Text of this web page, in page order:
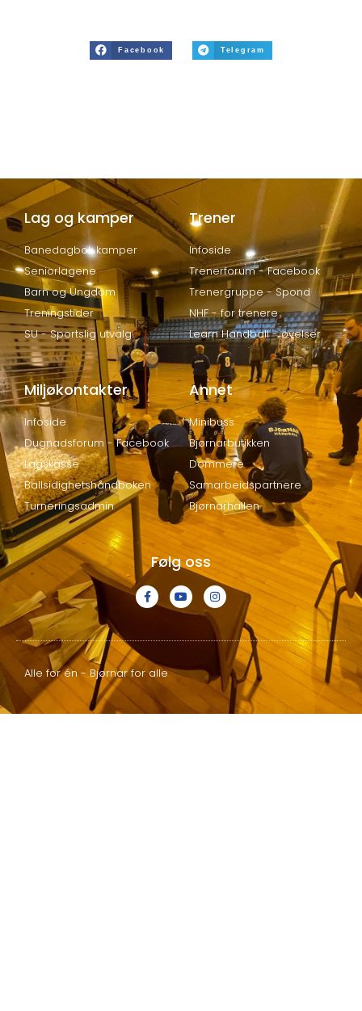
Facebook Telegram
Lag og kamper
Banedagbok kamper
Seniorlagene
Barn og Ungdom
Treningstider
SU - Sportslig utvalg
Trener
Infoside
Trenerforum - Facebook
Trenergruppe - Spond
NHF - for trenere
Learn Handball - øvelser
Miljøkontakter
Infoside
Dugnadsforum - Facebook
Lagskasse
Ballsidighetshåndboken
Turneringsadmin
Annet
Minibuss
Bjørnarbutikken
Dommere
Samarbeidspartnere
Bjørnarhallen
Følg oss
Alle for én - Bjørnar for alle